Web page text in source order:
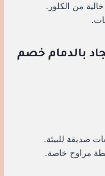
من الكلور.
بالدمام خصم
صديقة للبيئة.
مراوح خاصة.